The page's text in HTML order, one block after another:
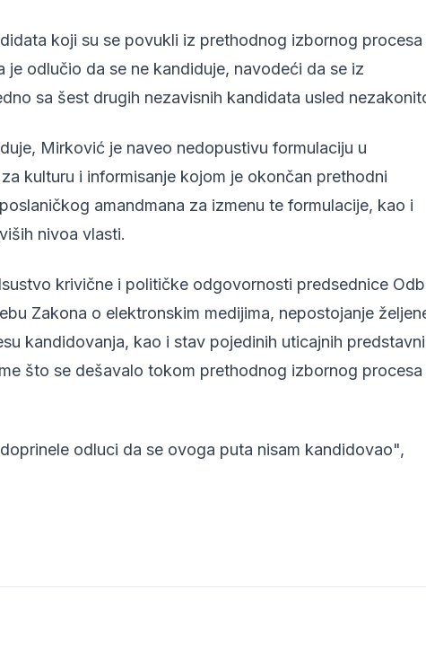
koji su se povukli iz prethodnog izbornog procesa
odlučio da se ne kandiduje, navodeći da se iz
sa šest drugih nezavisnih kandidata usled
Mirković je naveo nedopustivu formulaciju u
kulturu i informisanje kojom je okončan prethodni
amandmana za izmenu te formulacije, kao i
nivoa vlasti.
krivične i političke odgovornosti predsednice
Zakona o elektronskim medijima, nepostojanje
kandidovanja, kao i stav pojedinih uticajnih
što se dešavalo tokom prethodnog izbornog procesa
odluci da se ovoga puta nisam kandidovao",